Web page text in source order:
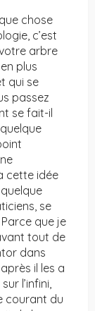
chose
c’est
arbre
plus
qui se
passez
se fait-il
cette idée
se
que je
tout de
dans
il les a
l’infini,
courant du